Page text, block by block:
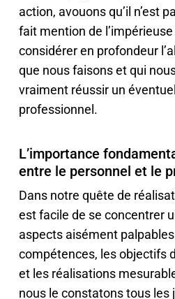
action, avouons qu’il n’est
fait mention de
considérer en profondeur
que nous faisons et qui
vraiment réussir un
professionnel.
L’importance
entre le personnel et le
Dans notre quête de
est facile de se concentrer
aspects aisément
compétences, les objectifs
et les réalisations
nous le constatons tous les